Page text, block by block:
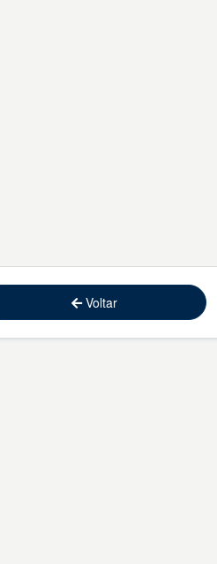
Voltar